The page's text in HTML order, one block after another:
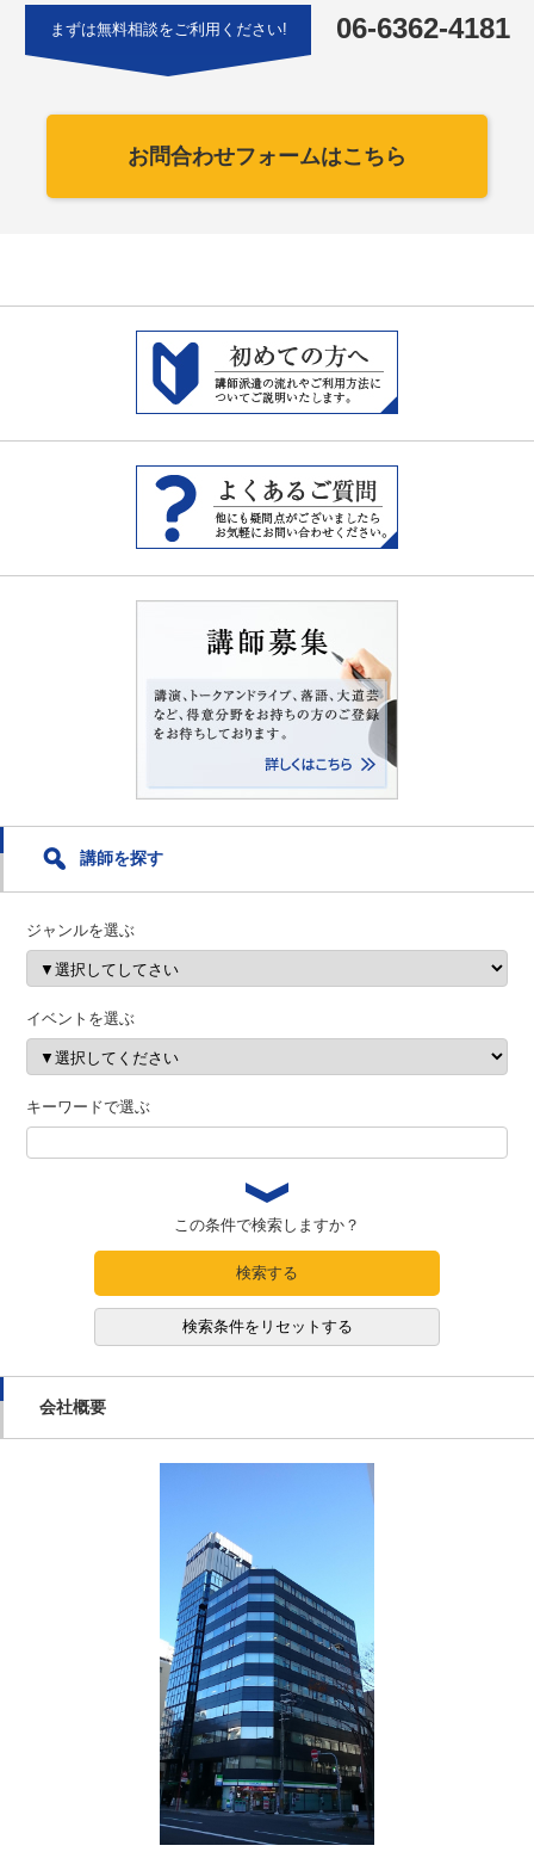
まずは無料相談をご利用ください! 06-6362-4181
お問合わせフォームはこちら
講師を探す
ジャンルを選ぶ
イベントを選ぶ
キーワードで選ぶ
この条件で検索しますか？
検索する
検索条件をリセットする
会社概要